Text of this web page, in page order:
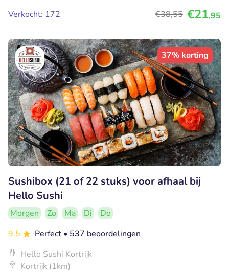
Verkocht: 172 €38,55 €21,95
37% korting
Sushibox (21 of 22 stuks) voor afhaal bij
Hello Sushi
Morgen Zo Ma Di
Do
9.5
Perfect • 537 beoordelingen
Hello Sushi Kortrijk
Kortrijk (1km)